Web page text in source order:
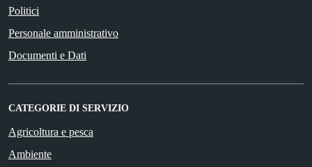
Politici
Personale amministrativo
Documenti e Dati
CATEGORIE DI SERVIZIO
Agricoltura e pesca
Ambiente